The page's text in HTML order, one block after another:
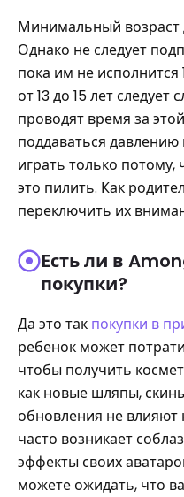
Минимальный возраст
Однако не следует
пока им не исполнится
от 13 до 15 лет следует
проводят время за
поддаваться
играть только потому,
это пилить. Как
переключить их
Есть ли в
покупки?
Да это так покупки в
ребенок может
чтобы получить
как новые шляпы,
обновления не влияют
часто возникает
эффекты своих
можете ожидать, что